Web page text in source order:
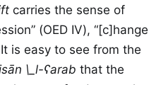
carries the sense of
(OED IV), “[c]hange
It is easy to see from the
\_l-ʕarab that the